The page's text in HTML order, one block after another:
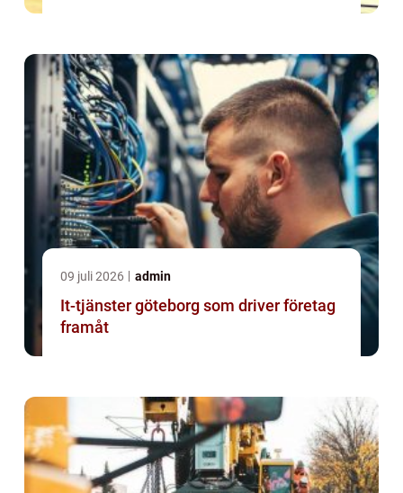
09 juli 2026 admin
It-tjänster göteborg som driver företag
framåt